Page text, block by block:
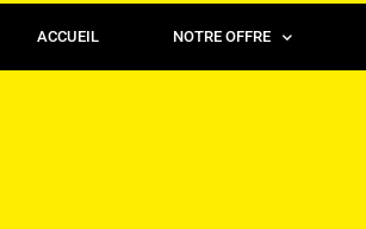
ACCUEIL NOTRE OFFRE